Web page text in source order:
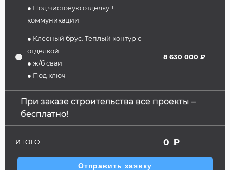
● Под чистовую отделку +
коммуникации
● Клееный брус: Теплый контур с
отделкой
● ж/б сваи
● Под ключ
8 630 000 ₽
При заказе строительства все проекты –
бесплатно!
ИТОГО 0 ₽
Отправить заявку